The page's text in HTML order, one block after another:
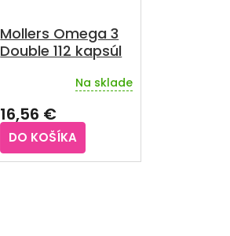
Mollers Omega 3
Double 112 kapsúl
Na sklade
16,56 €
DO KOŠÍKA